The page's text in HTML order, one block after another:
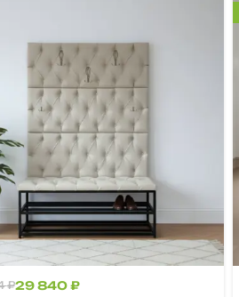
₽29 840₽